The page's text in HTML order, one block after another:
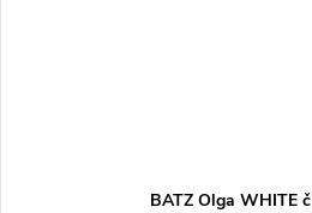
BATZ Olga WHITE č